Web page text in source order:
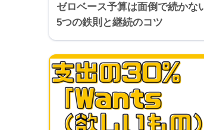
ゼロベース予算は面倒で続かな
5つの鉄則と継続のコツ